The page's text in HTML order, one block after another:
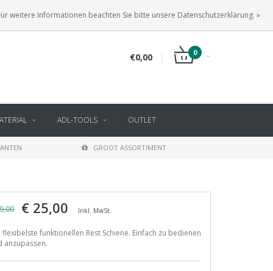
ANMELDEN KUNDENKONTO ANLEGEN
DE
€0,00 0
ADL-TOOLS OUTLET
GROOT ASSORTIMENT
€ 25,00 Inkl. MwSt.
flexibelste funktionellen Rest Schiene. Einfach zu bedienen
anzupassen.
weitere Informationen beachten Sie bitte unsere Datenschutzerklärung. »